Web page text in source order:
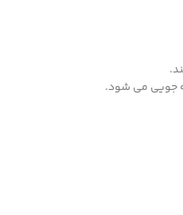
جویی می شود.